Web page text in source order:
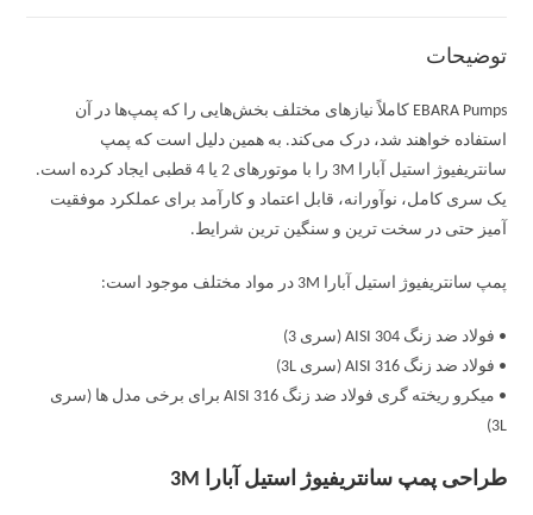
توضیحات
EBARA Pumps کاملاً نیازهای مختلف بخش‌هایی را که پمپ‌ها در آن
استفاده خواهند شد، درک می‌کند. به همین دلیل است که پمپ
سانتریفیوژ استیل آبارا 3M را با موتورهای 2 یا 4 قطبی ایجاد کرده است.
یک سری کامل، نوآورانه، قابل اعتماد و کارآمد برای عملکرد موفقیت
آمیز حتی در سخت ترین و سنگین ترین شرایط.
پمپ سانتریفیوژ استیل آبارا 3M در مواد مختلف موجود است:
• فولاد ضد زنگ AISI 304 (سری 3)
• فولاد ضد زنگ AISI 316 (سری 3L)
• میکرو ریخته گری فولاد ضد زنگ AISI 316 برای برخی مدل ها (سری
3L)
طراحی پمپ سانتریفیوژ استیل آبارا 3M